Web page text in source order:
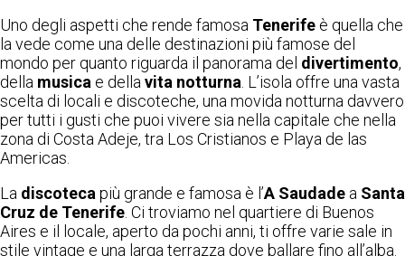
Uno degli aspetti che rende famosa Tenerife è quella che
la vede come una delle destinazioni più famose del
mondo per quanto riguarda il panorama del divertimento,
della musica e della vita notturna . L’isola offre una vasta
scelta di locali e discoteche, una movida notturna davvero
per tutti i gusti che puoi vivere sia nella capitale che nella
zona di Costa Adeje, tra Los Cristianos e Playa de las
Americas.
La discoteca più grande e famosa è l’A Saudade a Santa
Cruz de Tenerife . Ci troviamo nel quartiere di Buenos
Aires e il locale, aperto da pochi anni, ti offre varie sale in
stile vintage e una larga terrazza dove ballare fino all’alba.